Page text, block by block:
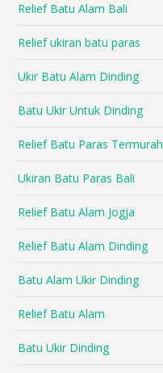
Relief Batu Alam Bali
Relief ukiran batu paras
Ukir Batu Alam Dinding
Batu Ukir Untuk Dinding
Relief Batu Paras Termurah
Ukiran Batu Paras Bali
Relief Batu Alam Jogja
Relief Batu Alam Dinding
Batu Alam Ukir Dinding
Relief Batu Alam
Batu Ukir Dinding